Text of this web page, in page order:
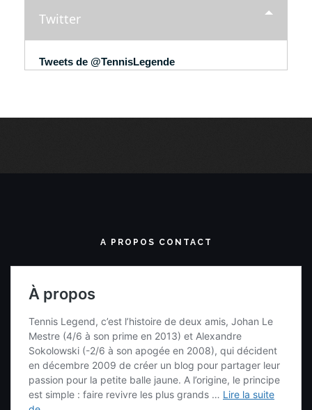
Twitter
Tweets de @TennisLegende
A PROPOS CONTACT